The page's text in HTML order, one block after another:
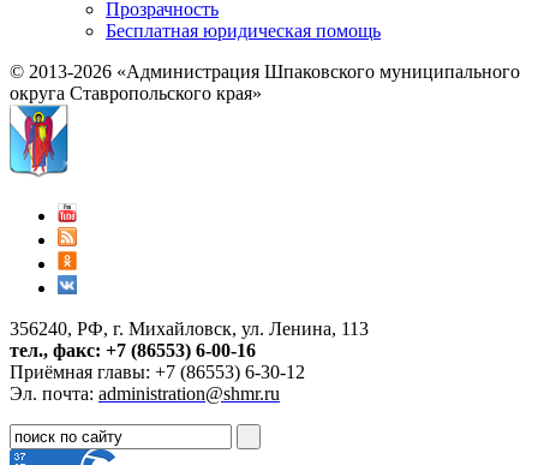
Прозрачность
Бесплатная юридическая помощь
© 2013-2026 «Администрация Шпаковского муниципального
округа Ставропольского края»
356240, РФ, г. Михайловск, ул. Ленина, 113
тел., факс: +7 (86553) 6-00-16
Приёмная главы: +7 (86553) 6-30-12
Эл. почта: administration@shmr.ru